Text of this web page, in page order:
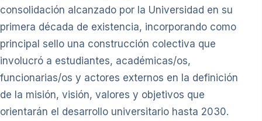
consolidación alcanzado por la Universidad en su
primera década de existencia, incorporando como
principal sello una construcción colectiva que
involucró a estudiantes, académicas/os,
funcionarias/os y actores externos en la definición
de la misión, visión, valores y objetivos que
orientarán el desarrollo universitario hasta 2030.